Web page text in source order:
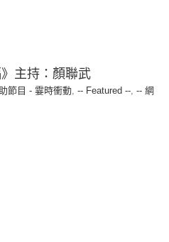
主持：顏聯武
節目 - 霎時衝動, -- Featured --, -- 網